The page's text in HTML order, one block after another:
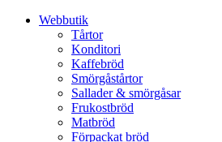
Webbutik
Tårtor
Konditori
Kaffebröd
Smörgåstårtor
Sallader & smörgåsar
Frukostbröd
Matbröd
Förpackat bröd